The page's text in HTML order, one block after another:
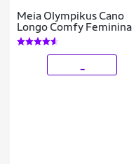
Meia Olympikus Cano
Longo Comfy Feminina